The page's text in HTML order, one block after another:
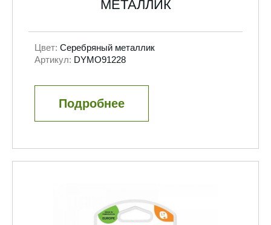
МЕТАЛЛИК
Цвет: Серебряный металлик
Артикул: DYMO91228
Подробнее